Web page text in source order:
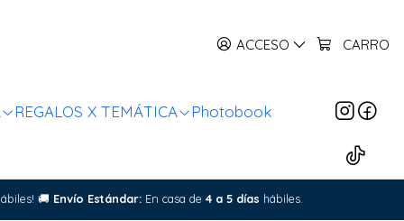
ACCESO CARRO
REGALOS X TEMÁTICA Photobook
🚚 Envío Estándar: En casa de 4 a 5 días hábiles.